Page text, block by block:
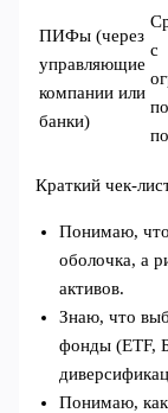
ПИФы (через
управляющие
компании или
банки)
с
Краткий
Понимаю,
оболочка, а
активов.
Знаю, что
фонды
Понимаю,